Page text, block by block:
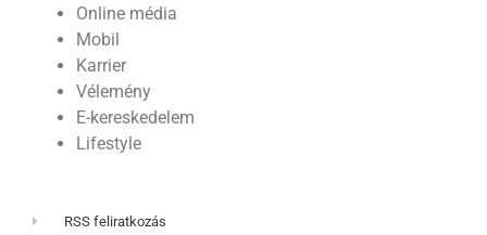
Online média
Mobil
Karrier
Vélemény
E-kereskedelem
Lifestyle
RSS feliratkozás